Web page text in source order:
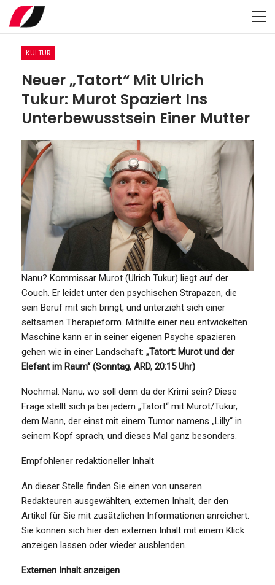
KULTUR
Neuer „Tatort“ Mit Ulrich
Tukur: Murot Spaziert Ins
Unterbewusstsein Einer Mutter
Nanu? Kommissar Murot (Ulrich Tukur) liegt auf der
Couch. Er leidet unter den psychischen Strapazen, die
sein Beruf mit sich bringt, und unterzieht sich einer
seltsamen Therapieform. Mithilfe einer neu entwickelten
Maschine kann er in seiner eigenen Psyche spazieren
gehen wie in einer Landschaft: „Tatort: Murot und der
Elefant im Raum“ (Sonntag, ARD, 20:15 Uhr)
Nochmal: Nanu, wo soll denn da der Krimi sein? Diese
Frage stellt sich ja bei jedem „Tatort“ mit Murot/Tukur,
dem Mann, der einst mit einem Tumor namens „Lilly“ in
seinem Kopf sprach, und dieses Mal ganz besonders.
Empfohlener redaktioneller Inhalt
An dieser Stelle finden Sie einen von unseren
Redakteuren ausgewählten, externen Inhalt, der den
Artikel für Sie mit zusätzlichen Informationen anreichert.
Sie können sich hier den externen Inhalt mit einem Klick
anzeigen lassen oder wieder ausblenden.
Externen Inhalt anzeigen